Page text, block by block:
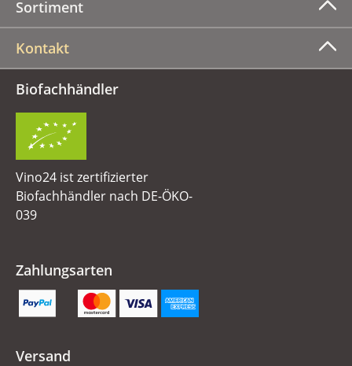
Sortiment
Kontakt
Biofachhändler
Vino24 ist zertifizierter
Biofachhändler nach DE-ÖKO-
039
Zahlungsarten
Versand